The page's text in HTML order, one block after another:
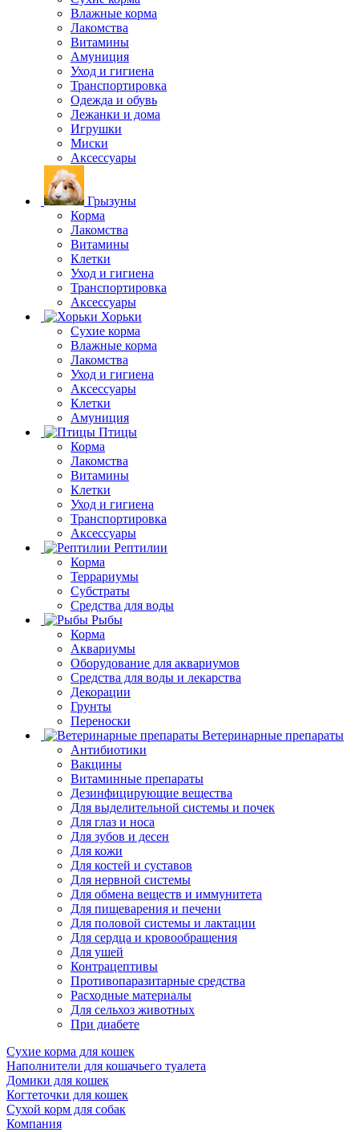
Влажные корма
Лакомства
Витамины
Амуниция
Уход и гигиена
Транспортировка
Одежда и обувь
Лежанки и дома
Игрушки
Миски
Аксессуары
Грызуны
Корма
Лакомства
Витамины
Клетки
Уход и гигиена
Транспортировка
Аксессуары
Хорьки
Сухие корма
Влажные корма
Лакомства
Уход и гигиена
Аксессуары
Клетки
Амуниция
Птицы
Корма
Лакомства
Витамины
Клетки
Уход и гигиена
Транспортировка
Аксессуары
Рептилии
Корма
Террариумы
Субстраты
Средства для воды
Рыбы
Корма
Аквариумы
Оборудование для аквариумов
Средства для воды и лекарства
Декорации
Грунты
Переноски
Ветеринарные препараты
Антибиотики
Вакцины
Витаминные препараты
Дезинфицирующие вещества
Для выделительной системы и почек
Для глаз и носа
Для зубов и десен
Для кожи
Для костей и суставов
Для нервной системы
Для обмена веществ и иммунитета
Для пищеварения и печени
Для половой системы и лактации
Для сердца и кровообращения
Для ушей
Контрацептивы
Противопаразитарные средства
Расходные материалы
Для сельхоз животных
При диабете
Сухие корма для кошек
Наполнители для кошачьего туалета
Домики для кошек
Когтеточки для кошек
Сухой корм для собак
Компания